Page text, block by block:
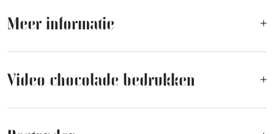
Meer informatie
Video chocolade bedrukken